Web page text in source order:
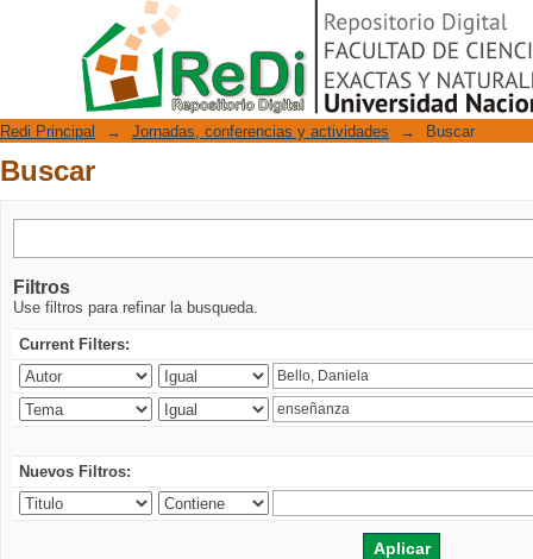
Repositorio Digital
Redi Principal → Jornadas, conferencias y actividades → Buscar
Buscar
Filtros
Use filtros para refinar la busqueda.
Current Filters:
Nuevos Filtros: